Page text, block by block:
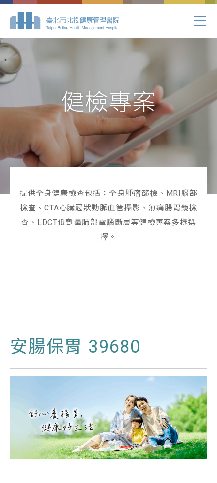
健檢專案
提供全身健康檢查包括：全身腫瘤篩檢、MRI腦部
檢查、CTA心臟冠狀動脈血管攝影、無痛腸胃鏡檢
查、LDCT低劑量肺部電腦斷層等健檢專案多樣選
擇。
安腸保胃 39680